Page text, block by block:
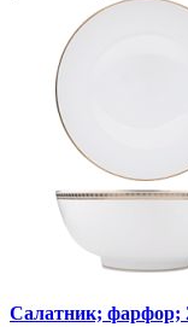
Салатник; фарфор;